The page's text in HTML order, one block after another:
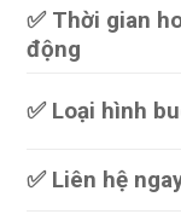
✅ Thời gian
động
✅ Loại hình
✅ Liên hệ